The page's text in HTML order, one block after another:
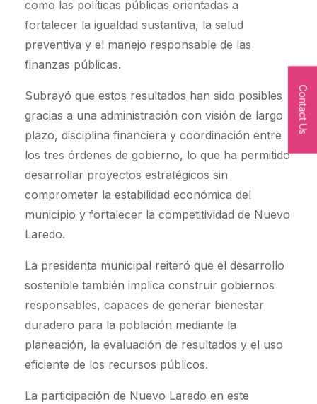
como las políticas públicas orientadas a
fortalecer la igualdad sustantiva, la salud
preventiva y el manejo responsable de las
finanzas públicas.
Subrayó que estos resultados han sido posibles
gracias a una administración con visión de largo
plazo, disciplina financiera y coordinación entre
los tres órdenes de gobierno, lo que ha permitido
desarrollar proyectos estratégicos sin
comprometer la estabilidad económica del
municipio y fortalecer la competitividad de Nuevo
Laredo.
La presidenta municipal reiteró que el desarrollo
sostenible también implica construir gobiernos
responsables, capaces de generar bienestar
duradero para la población mediante la
planeación, la evaluación de resultados y el uso
eficiente de los recursos públicos.
La participación de Nuevo Laredo en este
Contact Us